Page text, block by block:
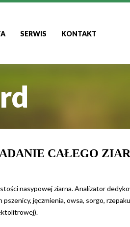
SERWIS KONTAKT
CAŁEGO
nasypowej ziarna. Analizator
jęczmienia, owsa, sorgo,